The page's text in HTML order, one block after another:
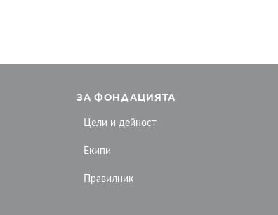
ЗА ФОНДАЦИЯТА
Цели и дейност
Екипи
Правилник